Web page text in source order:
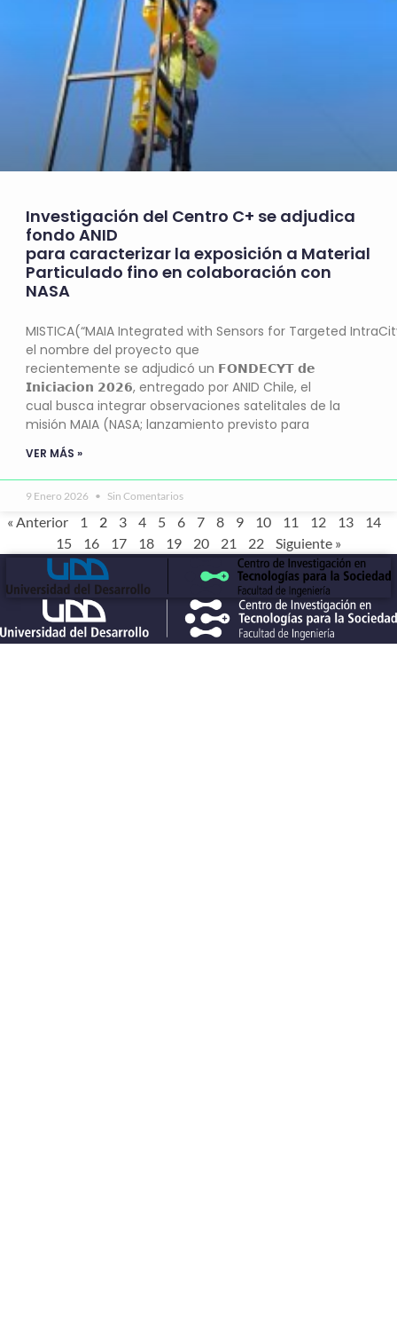
Investigación del Centro C+ se adjudica
fondo ANID
para caracterizar la exposición a Material
Particulado fino en colaboración con
NASA
MISTICA(“MAIA Integrated with Sensors for Targeted
el nombre del proyecto que
recientemente se adjudicó un 𝗙𝗢𝗡𝗗𝗘𝗖𝗬𝗧 𝗱𝗲
𝗜𝗻𝗶𝗰𝗶𝗮𝗰𝗶𝗼𝗻 𝟮𝟬𝟮𝟲, entregado por ANID Chile, el
cual busca integrar observaciones satelitales de la
misión MAIA (NASA; lanzamiento previsto para
VER MÁS »
9 Enero 2026 Sin Comentarios
« Anterior 1 2 3 4 5 6 7 8 9 10 11 12 13
14
15
16 17 18 19 20 21 22 Siguiente »